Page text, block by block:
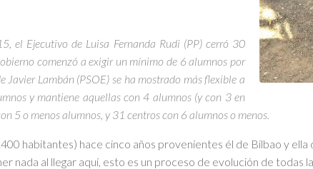
el Ejecutivo de Luisa Fernanda Rudi (PP) cerró 30
comenzó a exigir un mínimo de 6 alumnos por
Lambán (PSOE) se ha mostrado más flexible a
y mantiene aquellas con 4 alumnos (y con 3 en
5 o menos alumnos, y 31 centros con 6 alumnos o menos.
habitantes) hace cinco años provenientes él de Bilbao y ella
nada al llegar aquí, esto es un proceso de evolución de todas